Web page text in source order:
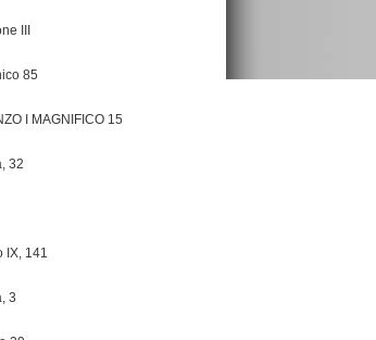
III
85
I MAGNIFICO 15
32
IX, 141
3